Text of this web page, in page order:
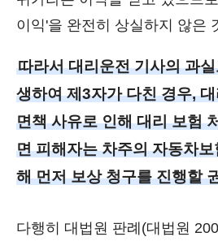
이익'을 완전히 상실하지 않은
따라서 대리운전 기사의 과
생하여 제3자가 다친 경우,
면책 사유로 인해 대리 보험
면 피해자는 차주의 자동차
해 먼저 보상 청구를 진행할
다행히 대법원 판례(대법원